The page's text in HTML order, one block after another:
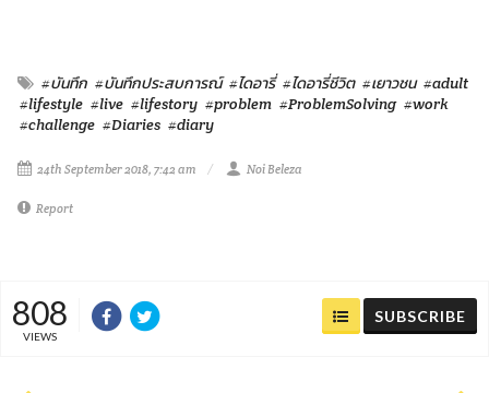
#บันทึก #บันทึกประสบการณ์ #ไดอารี่ #ไดอารี่ชีวิต #เยาวชน #adult
#lifestyle #live #lifestory #problem #ProblemSolving #work
#challenge #Diaries #diary
24th September 2018, 7:42 am Noi Beleza
Report
808
VIEWS
SUBSCRIBE